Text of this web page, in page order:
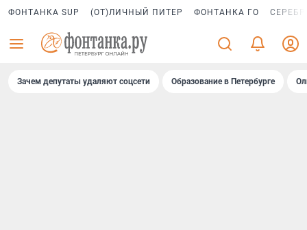
ФОНТАНКА SUP (ОТ)ЛИЧНЫЙ ПИТЕР ФОНТАНКА ГО
Зачем депутаты удаляют соцсети Образование в Петербурге